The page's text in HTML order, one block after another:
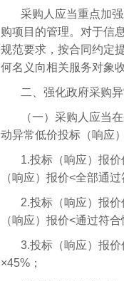
采购人应当重点加
购项目的管理。对于信
规范要求，按合同约定
何名义向相关服务对象
二、强化政府采购
（一）采购人应当
动异常低价投标（响应
1.投标（响应）报
（响应）报价<全部通
2.投标（响应）报
（响应）报价<通过符
3.投标（响应）报
×45%；